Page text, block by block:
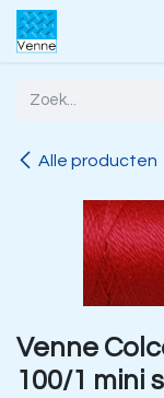
Overslaan naar
Alle producten
Venne
100/1 mini